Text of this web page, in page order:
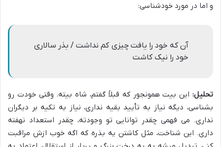
و اما در مورد خودشناسی:
آن که خود را یافت چیزی کم نداشت / بذر سالاری
خود را نیک کاشت
تحلیل: این بیت همونجور که قبلاً گفتم، شاه بیته. وقتی خودت رو
بشناسی، دیگه نیاز به تأیید بقیه نداری، نیاز به تکیه بر دیگران
نداری. می فهمی چقدر توانایی تو وجودته، چقدر استعداد نهفته
داری. این شناخت، مثل کاشتن یه بذره که اگه خوب ازش مراقبت